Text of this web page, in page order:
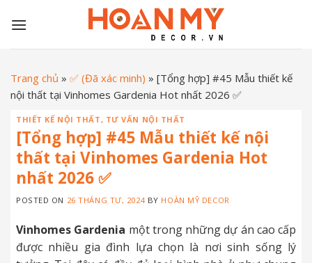
Trang chủ » ✅ (Đã xác minh) » [Tổng hợp] #45 Mẫu thiết kế
nội thất tại Vinhomes Gardenia Hot nhất 2026 ✅
THIẾT KẾ NỘI THẤT, TƯ VẤN NỘI THẤT
[Tổng hợp] #45 Mẫu thiết kế nội
thất tại Vinhomes Gardenia Hot
nhất 2026 ✅
POSTED ON 26 THÁNG TƯ, 2024BY HOÀN MỸ DECOR
Vinhomes Gardenia một trong những dự án cao cấp
được nhiều gia đình lựa chọn là nơi sinh sống lý